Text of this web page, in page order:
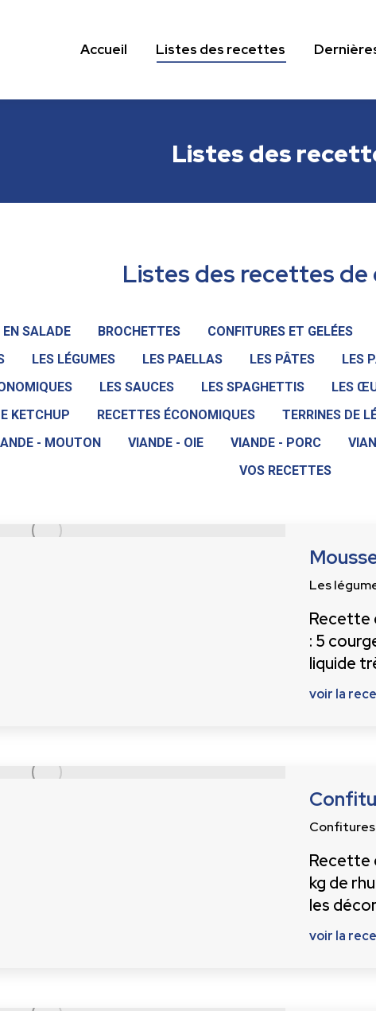
Accueil Listes des recettes
Listes des
Listes des recettes de
SALADE BROCHETTES CONFITURES ET GELÉES
LES LÉGUMES LES PAELLAS LES PÂTES LES
LES SAUCES LES SPAGHETTIS LES
KETCHUP
RECETTES ÉCONOMIQUES TERRINES DE
- MOUTON VIANDE - OIE VIANDE - PORC
VOS RECETTES
Les
Recette
: 5
liquide
voir la
Recette
kg de
les
voir la